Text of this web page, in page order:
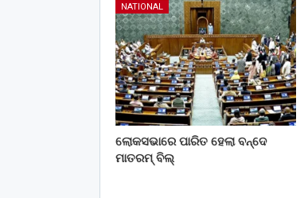
NATIONAL
ଲୋକସଭାରେ ପାରିତ ହେଲା ବନ୍ଦେ
ମାତରମ୍‌ ବିଲ୍‌